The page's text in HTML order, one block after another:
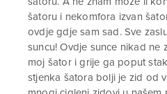
šatoru i nekomfora izvan
ovdje gdje sam sad. Sve
suncu! Ovdje sunce nikad ne
moj šator i grije ga poput
stjenka šatora bolji je zid od